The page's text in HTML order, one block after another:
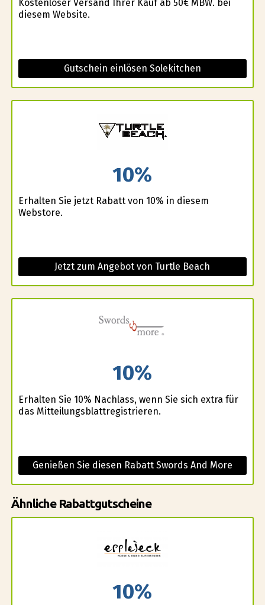
Kostenloser Versand Ihrer Kauf ab 50€ MBW. bei
diesem Website.
Gutschein einlösen Solekitchen
10%
Erhalten Sie jetzt Rabatt von 10% in diesem
Webstore.
Jetzt zum Angebot von Turtle Beach
10%
Erhalten Sie 10% Nachlass, wenn Sie sich extra für
das Mitteilungsblattregistrieren.
Genießen Sie diesen Rabatt Swords And More
Ähnliche Rabattgutscheine
10%